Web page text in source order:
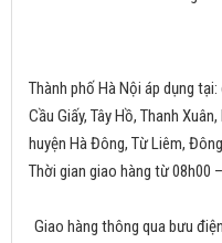
Thành phố Hà Nội áp dụng
Cầu Giấy, Tây Hồ, Thanh
huyện Hà Đông, Từ Liêm,
Thời gian giao hàng từ 08h00
Giao hàng thông qua bưu điện